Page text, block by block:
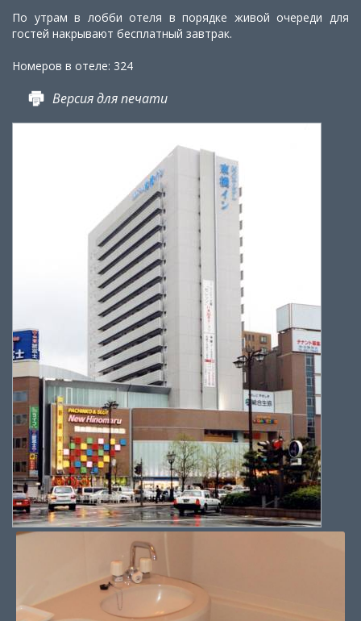
По утрам в лобби отеля в порядке живой очереди для
гостей накрывают бесплатный завтрак.
Номеров в отеле: 324
Версия для печати